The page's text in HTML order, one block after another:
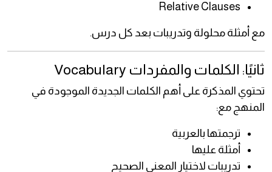
Relative Clauses
مع أمثلة محلولة وتدريبات بعد كل درس.
ثانيًا: الكلمات والمفردات Vocabulary
تحتوي المذكرة على أهم الكلمات الجديدة الموجودة في
المنهج مع:
ترجمتها بالعربية
أمثلة عليها
تدريبات لاختيار المعنى الصحيح